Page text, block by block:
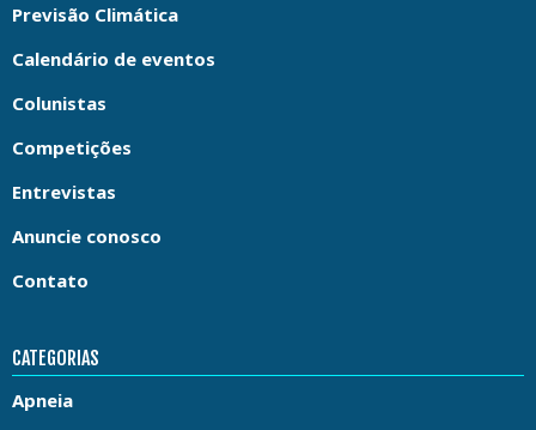
Previsão Climática
Calendário de eventos
Colunistas
Competições
Entrevistas
Anuncie conosco
Contato
CATEGORIAS
Apneia